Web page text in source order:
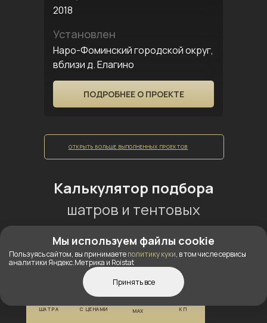
ШАТРА
С ЦЕНАМИ
MAX
КП
2018
Установлен
Наро-Фоминский городской округ,
вблизи д. Елагино
ПОДРОБНЕЕ О ПРОЕКТЕ
ОТКРЫТЬ БОЛЬШЕ ВЫПОЛНЕННЫХ ПРОЕКТОВ
Калькулятор подбора
шатров и тентовых
конструкций
Подберемоптимальную модель шатра
от официального производителя под
ваши задачиза 5 минут
Актуальность
Мы используем файлы cookie
Пользуясь сайтом, вы принимаетеполитику куки, в том числе сервисы
аналитики Яндекс.Метрика и Roistat
Принять все